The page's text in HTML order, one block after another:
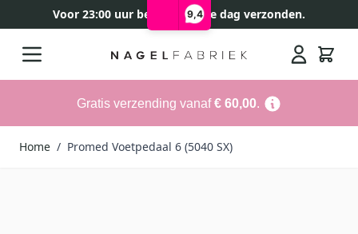
9,4
Voor 23:00 uur besteld, zelfde dag verzonden.
Gratis verzending vanaf€ 60,00.
Home / Promed Voetpedaal 6 (5040 SX)